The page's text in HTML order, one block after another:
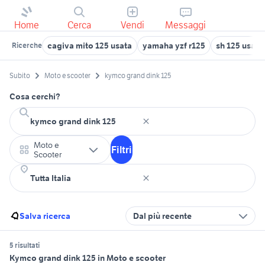
Home Cerca Vendi Messaggi
Ricerche cagiva mito 125 usata yamaha yzf r125 sh 125
Subito Moto e scooter kymco grand dink 125
Cosa cerchi?
Moto e
Scooter
Filtri
Salva ricerca Dal più recente
5 risultati
Kymco grand dink 125 in Moto e scooter